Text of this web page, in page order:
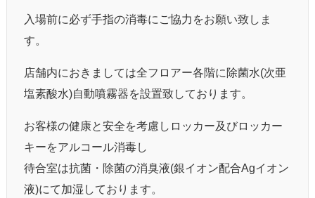
入場前に必ず手指の消毒にご協力をお願い致しま
す。
店舗内におきましては全フロアー各階に除菌水(次亜
塩素酸水)自動噴霧器を設置致しております。
お客様の健康と安全を考慮しロッカー及びロッカー
キーをアルコール消毒し
待合室は抗菌・除菌の消臭液(銀イオン配合Agイオン
液)にて加湿しております。